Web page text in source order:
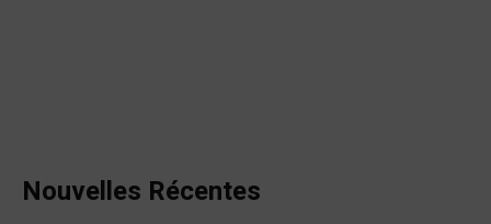
Nouvelles Récentes